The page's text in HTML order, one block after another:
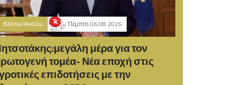
Βλέπω/Ακούω Πέμπτη 06.08.2026
μέρα για τον
τομέα- Νέα εποχή στις
επιδοτήσεις με την